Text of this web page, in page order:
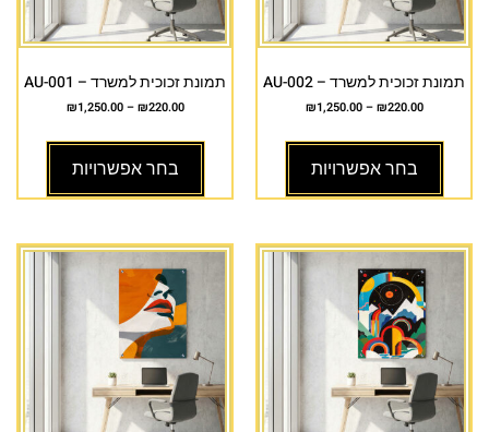
תמונת זכוכית למשרד – AU-002
₪220.00
–
₪1,250.00
בחר אפשרויות
תמונת זכוכית למשרד – AU-001
₪220.00
–
₪1,250.00
בחר אפשרויות